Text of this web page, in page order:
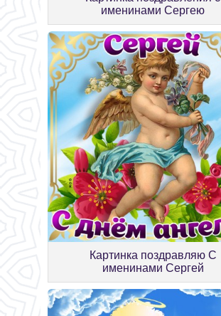
именинами Сергею
Картинка поздравляю С
именинами Сергей